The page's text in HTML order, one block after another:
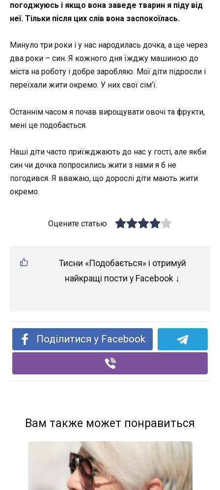
погоджуюсь і якщо вона заведе тварин я піду від
неї. Тільки після цих слів вона заспокоїлась.
Минуло три роки і у нас народилась дочка, а ще через
два роки – син. Я кожного дня їжджу машиною до
міста на роботу і добре заробляю. Мої діти підросли і
переїхали жити окремо. У них свої сім’ї.
Останнім часом я почав вирощувати овочі та фрукти,
мені це подобається.
Наші діти часто приїжджають до нас у гості, але якби
син чи дочка попросились жити з нами я б не
погодився. Я вважаю, що дорослі діти мають жити
окремо.
Оцените статью
Тисни «Подобається» і отримуй
найкращі пости у Facebook ↓
Поділитися у Facebook
Вам также может понравиться